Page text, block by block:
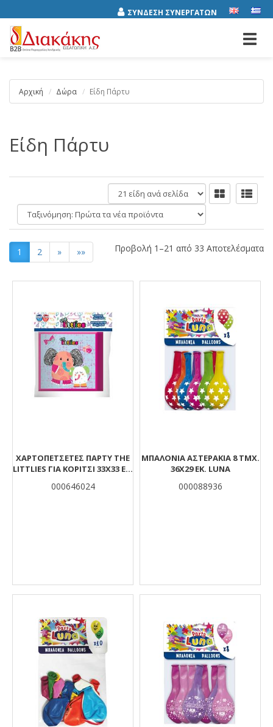
ΣΥΝΔΕΣΗ ΣΥΝΕΡΓΑΤΩΝ
Αρχική Δώρα Είδη Πάρτυ
Είδη Πάρτυ
είδη
ανά
σελίδα
Ταξινόμηση:
1 2 » »» Προβολή 1–21 από 33 Αποτελέσματα
Αποτελέσματα
ΧΑΡΤΟΠΕΤΣΈΤΕΣ ΠΆΡΤΥ THE
LITTLIES ΓΙΑ ΚΟΡΊΤΣΙ 33X33 ΕΚ.
000646024
ΜΠΑΛΌΝΙΑ ΑΣΤΕΡΆΚΙΑ 8 ΤΜΧ.
36X29 ΕΚ. LUNA
000088936